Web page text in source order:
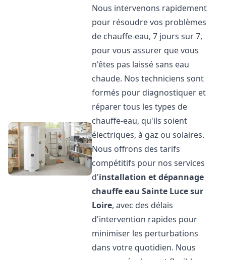
Nous intervenons rapidement
pour résoudre vos problèmes
de chauffe-eau, 7 jours sur 7,
pour vous assurer que vous
n'êtes pas laissé sans eau
chaude. Nos techniciens sont
formés pour diagnostiquer et
réparer tous les types de
chauffe-eau, qu'ils soient
électriques, à gaz ou solaires.
Nous offrons des tarifs
compétitifs pour nos services
d'installation et dépannage
chauffe eau Sainte Luce sur
Loire, avec des délais
d'intervention rapides pour
minimiser les perturbations
dans votre quotidien. Nous